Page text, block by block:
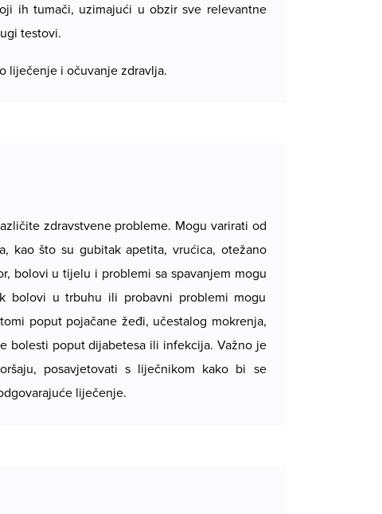
ih tumači, uzimajući u obzir sve relevantne
testovi.
liječenje i očuvanje zdravlja.
zdravstvene probleme. Mogu varirati od
kao što su gubitak apetita, vrućica, otežano
bolovi u tijelu i problemi sa spavanjem mogu
bolovi u trbuhu ili probavni problemi mogu
poput pojačane žeđi, učestalog mokrenja,
bolesti poput dijabetesa ili infekcija. Važno je
posavjetovati s liječnikom kako bi se
liječenje.